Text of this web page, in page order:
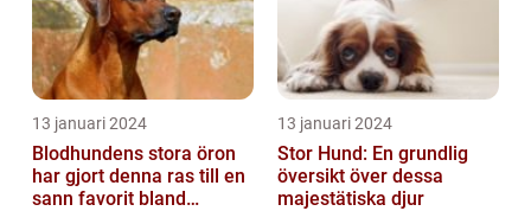
13 januari 2024
Blodhundens stora öron
har gjort denna ras till en
sann favorit bland
13 januari 2024
Stor Hund: En grundlig
översikt över dessa
majestätiska djur